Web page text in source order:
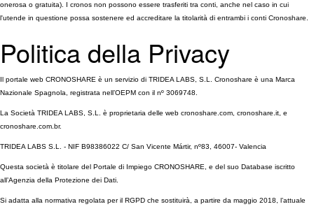
onerosa o gratuita). I cronos non possono essere trasferiti tra conti, anche nel caso in cui
l'utende in questione possa sostenere ed accreditare la titolarità di entrambi i conti Cronoshare.
Politica della Privacy
Il portale web CRONOSHARE è un servizio di TRIDEA LABS, S.L. Cronoshare è una Marca
Nazionale Spagnola, registrata nell’OEPM con il nº 3069748.
La Società TRIDEA LABS, S.L. è proprietaria delle web cronoshare.com, cronoshare.it, e
cronoshare.com.br.
TRIDEA LABS S.L. - NIF B98386022 C/ San Vicente Mártir, nº83, 46007- Valencia
Questa società è titolare del Portale di Impiego CRONOSHARE, e del suo Database iscritto
all’Agenzia della Protezione dei Dati.
Si adatta alla normativa regolata per il RGPD che sostituirà, a partire da maggio 2018, l’attuale